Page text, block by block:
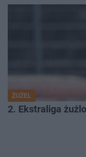
ŻUŻEL
2. Ekstraliga